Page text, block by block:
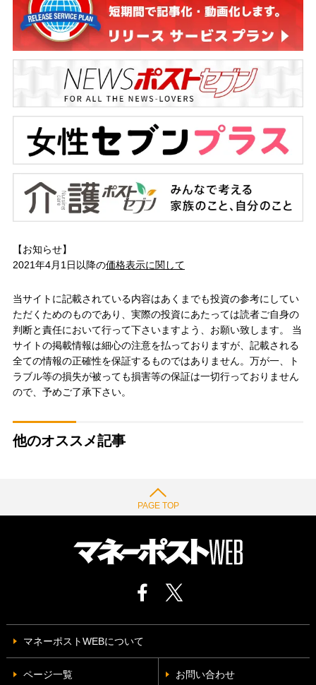
【お知らせ】
2021年4月1日以降の価格表示に関して
当サイトに記載されている内容はあくまでも投資の参考にしてい
ただくためのものであり、実際の投資にあたっては読者ご自身の
判断と責任において行って下さいますよう、お願い致します。 当
サイトの掲載情報は細心の注意を払っておりますが、記載される
全ての情報の正確性を保証するものではありません。万が一、ト
ラブル等の損失が被っても損害等の保証は一切行っておりません
ので、予めご了承下さい。
他のオススメ記事
PAGE TOP
マネーポストWEBについて
ページ一覧 お問い合わせ